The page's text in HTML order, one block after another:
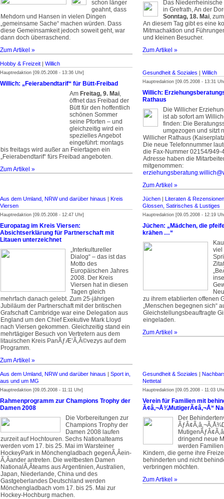
schon länger
geahnt, dass
Mehdorn und Hansen in vielen Dingen
„gemeinsame Sache“ machen würden. Dass
diese Gemeinsamkeit jedoch soweit geht, war
dann doch überraschend.
Zum Artikel »
Das
in Grefrath, An der
Sonntag, 18. Mai,
An diesem Tag gibt es eine
Mitmachaktion und
und kleinen Besucher.
Zum Artikel »
Hobby & Freizeit | Willich
Hauptredaktion [09.05.2008 - 13:36 Uhr]
Willich: „Feierabendtarif“ für Bütt-Freibad
Am Freitag, 9. Mai,
öffnet das Freibad der
Bütt für den hoffentlich
schönen Sommer
seine Pforten – und
gleichzeitig wird ein
spezielles Angebot
eingeführt: montags
bis freitags wird außer an Feiertagen ein
„Feierabendtarif“ fürs Freibad angeboten.
Zum Artikel »
Gesundheit & Soziales | Willich
Hauptredaktion [09.05.2008 - 13:31
Willich:
Rathaus
Die Willicher
ist ab sofort am
finden: Die
umgezogen und sitzt
Willicher Rathaus
Die neue Telefonnummer
die Fax-Nummer 02154/949-
Adresse haben die
mitgenommen:
Zum Artikel »
Aus dem Umland, NRW und darüber hinaus | Kreis
Viersen
Hauptredaktion [09.05.2008 - 12:47 Uhr]
Europatag im Kreis Viersen:
Absichtserklärung für Partnerschaft mit
Litauen unterzeichnet
„Interkultureller
Dialog“ – das ist das
Motto des
Europäischen Jahres
2008. Der Kreis
Viersen hat in diesen
Tagen gleich
mehrfach danach gelebt. Zum 25-jährigen
Jubiläum der Partnerschaft mit der britischen
Grafschaft Cambridge war eine Delegation aus
England um den Chief Exekutive Mark Lloyd
nach Viersen gekommen. Gleichzeitig stand ein
mehrtägiger Besuch von Vertretern aus dem
litauischen Kreis PanÃƒÆ’Ã‚Â©vezys auf dem
Programm.
Zum Artikel »
Jüchen | Literaten & Rezensionen
Glossen, Satirisches & Lustiges
Hauptredaktion [09.05.2008 - 12:19
Jüchen: „Mädchen, die
krähen …“
viel
zu ihrem etablierten offenen
„Menschen begegnen sich“
Gleichstellungsbeauftragte
eingeladen.
Zum Artikel »
Aus dem Umland, NRW und darüber hinaus | Sport in,
aus und um MG
Hauptredaktion [09.05.2008 - 11:11 Uhr]
Rahmenprogramm zur Champions Trophy der
Damen 2008
Die Vorbereitungen zur
Champions Trophy der
Damen 2008 laufen
zurzeit auf Hochtouren. Sechs Nationalteams
werden vom 17. bis 25. Mai im Warsteiner
HockeyPark in Mönchengladbach gegen­Ã‚Â­ein­
Ã‚Â­ander antreten. Die weltbesten Damen
National­Ã‚Â­teams aus Argentinien, Australien,
Japan, Niederlande, China und des
Gastgeberlandes Deutschland werden
Mönchen­glad­bach vom 17. bis 25. Mai zur
Hockey-Hochburg machen.
Gesundheit & Soziales |
Nettetal
Hauptredaktion [09.05.2008 - 11:03
Verein für Familien mit
Ã¢â‚¬Å¾MutigerÃ¢â‚¬Å“
Der
dringend neue
werden
Kindern, die gerne ihre
behinderten und nicht
verbringen möchten.
Zum Artikel »